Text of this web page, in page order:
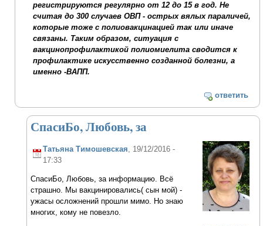
регистрируются регулярно от 12 до 15 в год. Не
считая до 300 случаев ОВП - острых вялых параличей,
которые тоже с полиовакцинацией так или иначе
связаны. Таким образом, ситуация с
вакцинопрофилактикой полиомиелита сводится к
профилактике искусственно созданной болезни, а
именно -ВАПП.
ответить
СпасиБо, Любовь, за
Татьяна Тимошевская , 19/12/2016 -
17:33
СпасиБо, Любовь, за информацию. Всё
страшно. Мы вакцинировались( сын мой) -
ужасы осложнений прошли мимо. Но знаю
многих, кому не повезло.